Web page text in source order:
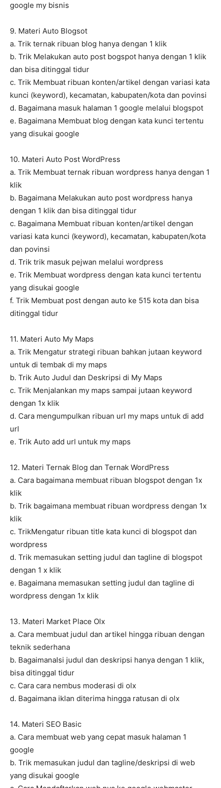
google my bisnis
9. Materi Auto Blogsot
a. Trik ternak ribuan blog hanya dengan 1 klik
b. Trik Melakukan auto post bogspot hanya dengan 1 klik
dan bisa ditinggal tidur
c. Trik Membuat ribuan konten/artikel dengan variasi kata
kunci (keyword), kecamatan, kabupaten/kota dan povinsi
d. Bagaimana masuk halaman 1 google melalui blogspot
e. Bagaimana Membuat blog dengan kata kunci tertentu
yang disukai google
10. Materi Auto Post WordPress
a. Trik Membuat ternak ribuan wordpress hanya dengan 1
klik
b. Bagaimana Melakukan auto post wordpress hanya
dengan 1 klik dan bisa ditinggal tidur
c. Bagaimana Membuat ribuan konten/artikel dengan
variasi kata kunci (keyword), kecamatan, kabupaten/kota
dan povinsi
d. Trik trik masuk pejwan melalui wordpress
e. Trik Membuat wordpress dengan kata kunci tertentu
yang disukai google
f. Trik Membuat post dengan auto ke 515 kota dan bisa
ditinggal tidur
11. Materi Auto My Maps
a. Trik Mengatur strategi ribuan bahkan jutaan keyword
untuk di tembak di my maps
b. Trik Auto Judul dan Deskripsi di My Maps
c. Trik Menjalankan my maps sampai jutaan keyword
dengan 1x klik
d. Cara mengumpulkan ribuan url my maps untuk di add
url
e. Trik Auto add url untuk my maps
12. Materi Ternak Blog dan Ternak WordPress
a. Cara bagaimana membuat ribuan blogspot dengan 1x
klik
b. Trik bagaimana membuat ribuan wordpress dengan 1x
klik
c. TrikMengatur ribuan title kata kunci di blogspot dan
wordpress
d. Trik memasukan setting judul dan tagline di blogspot
dengan 1 x klik
e. Bagaimana memasukan setting judul dan tagline di
wordpress dengan 1x klik
13. Materi Market Place Olx
a. Cara membuat judul dan artikel hingga ribuan dengan
teknik sederhana
b. BagaimanaIsi judul dan deskripsi hanya dengan 1 klik,
bisa ditinggal tidur
c. Cara cara nembus moderasi di olx
d. Bagaimana iklan diterima hingga ratusan di olx
14. Materi SEO Basic
a. Cara membuat web yang cepat masuk halaman 1
google
b. Trik memasukan judul dan tagline/deskripsi di web
yang disukai google